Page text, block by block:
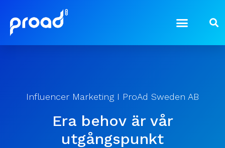
Influencer Marketing I ProAd Sweden AB
Era behov är vår
utgångspunkt